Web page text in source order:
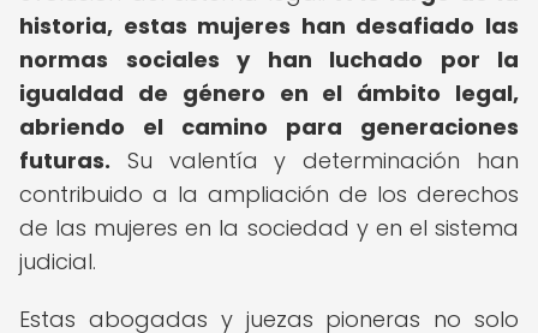
historia, estas mujeres han desafiado las
normas sociales y han luchado por la
igualdad de género en el ámbito legal,
abriendo el camino para generaciones
futuras. Su valentía y determinación han
contribuido a la ampliación de los derechos
de las mujeres en la sociedad y en el sistema
judicial.
Estas abogadas y juezas pioneras no solo